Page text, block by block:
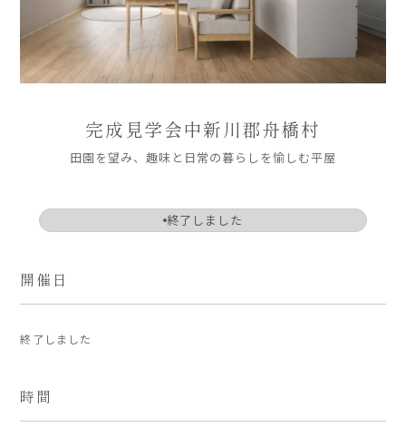
CONTENTS
- 設計コンセプト
- 空間デザイン
- 外構デザイン
性能
- 高断熱性能
お知らせ
ブログ
完成見学会中新川郡舟橋村
田園を望み、趣味と日常の暮らしを愉しむ平屋
終了しました
開催日
終了しました
時間